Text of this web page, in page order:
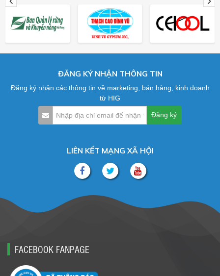
ĐĂNG KÝ NHẬN THÔNG TIN
Đăng ký nhận các thông tin về marketing, bán hàng, kinh doanh
từ HIG
LIÊN KẾT MẠNG XÃ HỘI
FACEBOOK FANPAGE